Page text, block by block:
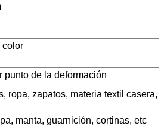
color
punto de la deformación
ropa, zapatos, materia textil casera,
manta, guarnición, cortinas, etc